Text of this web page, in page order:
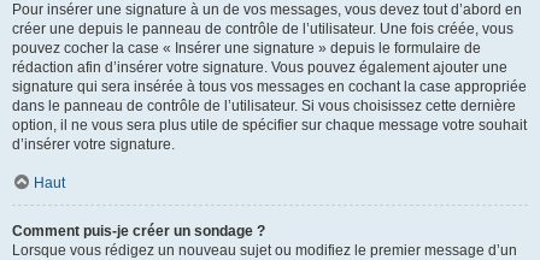
Pour insérer une signature à un de vos messages, vous devez tout d’abord en
créer une depuis le panneau de contrôle de l’utilisateur. Une fois créée, vous
pouvez cocher la case « Insérer une signature » depuis le formulaire de
rédaction afin d’insérer votre signature. Vous pouvez également ajouter une
signature qui sera insérée à tous vos messages en cochant la case appropriée
dans le panneau de contrôle de l’utilisateur. Si vous choisissez cette dernière
option, il ne vous sera plus utile de spécifier sur chaque message votre souhait
d’insérer votre signature.
Haut
Comment puis-je créer un sondage ?
Lorsque vous rédigez un nouveau sujet ou modifiez le premier message d’un